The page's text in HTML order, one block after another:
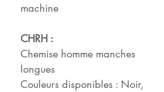
machine
CHRH :
Chemise homme manches
longues
Couleurs disponibles : Noir,